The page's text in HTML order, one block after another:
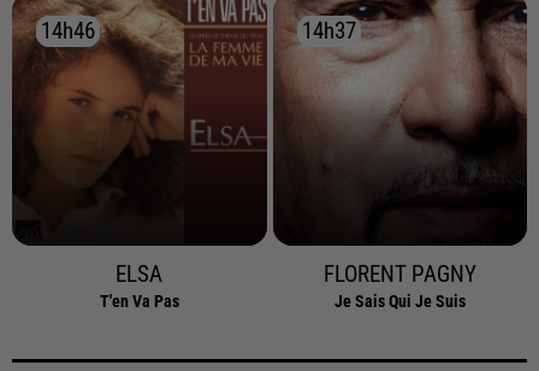
14h46
14h46
ELSA
T'en Va Pas
14h37
14h37
FLORENT PAGNY
Je Sais Qui Je Suis